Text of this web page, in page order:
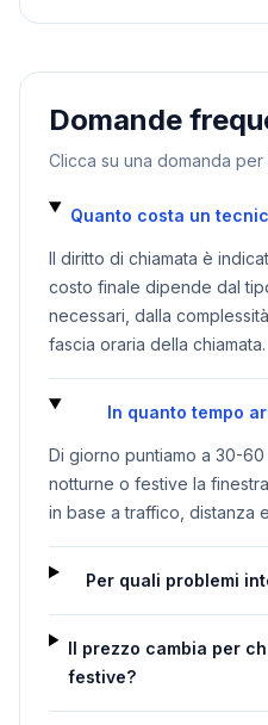
Domande
Clicca su una domanda
Quanto costa un
Il diritto di chiamata è
costo finale dipende dal
necessari, dalla
fascia oraria della chiamata.
In quanto tempo
Di giorno puntiamo a 30-60
notturne o festive la
in base a traffico, distanza
Per quali problemi
Il prezzo cambia per
festive?